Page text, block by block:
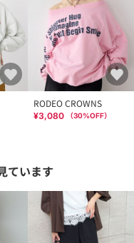
RODEO CROWNS
¥3,080 （30%OFF）